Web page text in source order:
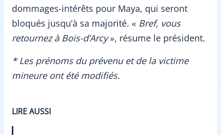
dommages-intérêts pour Maya, qui seront
bloqués jusqu’à sa majorité. « Bref, vous
retournez à Bois-d’Arcy», résume le président.
* Les prénoms du prévenu et de la victime
mineure ont été modifiés.
LIRE AUSSI